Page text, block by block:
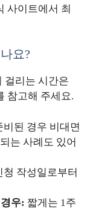
사이트에서 최
요?
걸리는 시간은
참고해 주세요.
된 경우 비대면
는 사례도 있어
청 작성일로부터
우: 짧게는 1주